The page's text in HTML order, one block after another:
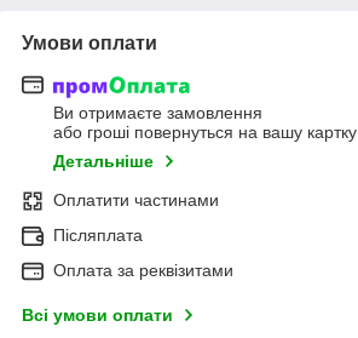
Умови оплати
Ви отримаєте замовлення
або гроші повернуться на вашу картку
Детальніше
Оплатити частинами
Післяплата
Оплата за реквізитами
Всі умови оплати